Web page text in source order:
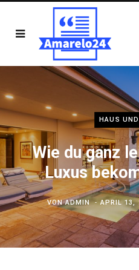
HAUS
Wie du ganz
Luxus
VONADMIN APRIL 13,